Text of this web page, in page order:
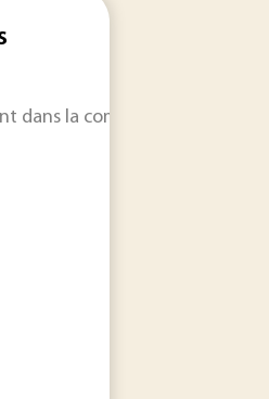
de vapeur. Leur
dans la composition d’un